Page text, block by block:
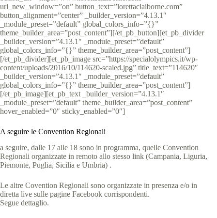
url_new_window=”on” button_text=”lorettaclaiborne.com”
button_alignment=”center” _builder_version=”4.13.1″
_module_preset=”default” global_colors_info=”{}”
theme_builder_area=”post_content”][/et_pb_button][et_pb_divider
_builder_version=”4.13.1″ _module_preset=”default”
global_colors_info=”{}” theme_builder_area=”post_content”]
[/et_pb_divider][et_pb_image src=”https://specialolympics.it/wp-
content/uploads/2016/10/114620-scaled.jpg” title_text=”114620″
_builder_version=”4.13.1″ _module_preset=”default”
global_colors_info=”{}” theme_builder_area=”post_content”]
[/et_pb_image][et_pb_text _builder_version=”4.13.1″
_module_preset=”default” theme_builder_area=”post_content”
hover_enabled=”0″ sticky_enabled=”0″]
A seguire le Convention Regionali
a seguire, dalle 17 alle 18 sono in programma, quelle Convention
Regionali organizzate in remoto allo stesso link (Campania, Liguria,
Piemonte, Puglia, Sicilia e Umbria) .
Le altre Covention Regionali sono organizzate in presenza e/o in
diretta live sulle pagine Facebook corrispondenti.
Segue dettaglio.